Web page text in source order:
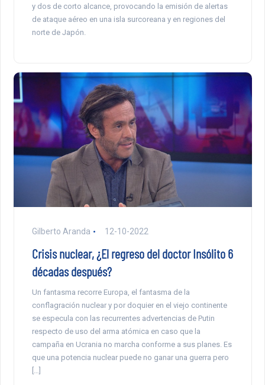
y dos de corto alcance, provocando la emisión de alertas
de ataque aéreo en una isla surcoreana y en regiones del
norte de Japón.
Gilberto Aranda 12-10-2022
Crisis nuclear, ¿El regreso del doctor Insólito 6
décadas después?
Un fantasma recorre Europa, el fantasma de la
conflagración nuclear y por doquier en el viejo continente
se especula con las recurrentes advertencias de Putin
respecto de uso del arma atómica en caso que la
campaña en Ucrania no marcha conforme a sus planes. Es
que una potencia nuclear puede no ganar una guerra pero
[…]